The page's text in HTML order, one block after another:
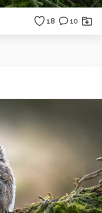
18 10